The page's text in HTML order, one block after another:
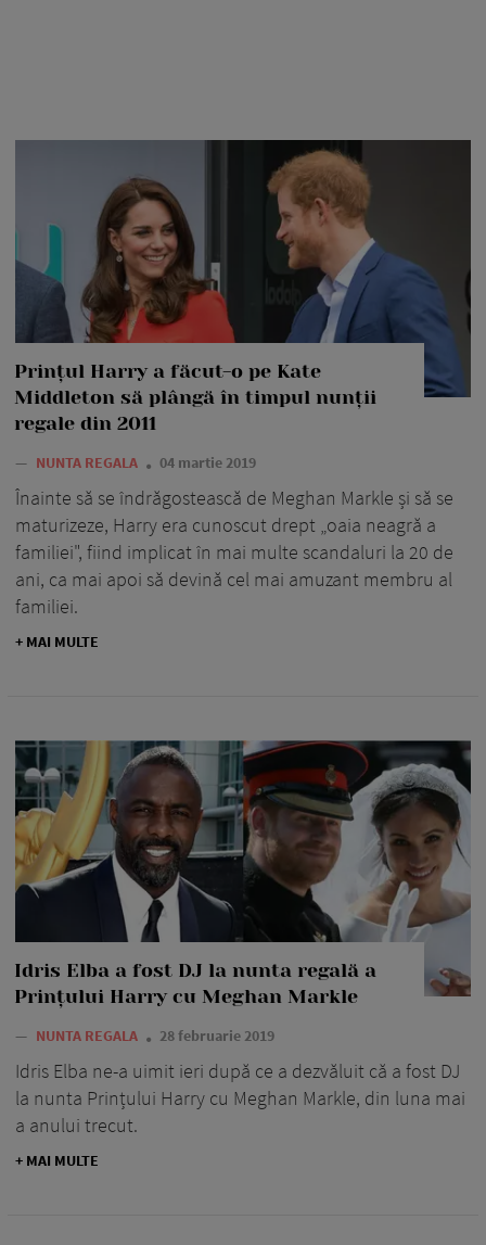
Prințul Harry a făcut-o pe Kate
Middleton să plângă în timpul nunții
regale din 2011
— NUNTA REGALA 04 martie 2019
Înainte să se îndrăgostească de Meghan Markle și să se
maturizeze, Harry era cunoscut drept „oaia neagră a
familiei", fiind implicat în mai multe scandaluri la 20 de
ani, ca mai apoi să devină cel mai amuzant membru al
familiei.
+ MAI MULTE
Idris Elba a fost DJ la nunta regală a
Prințului Harry cu Meghan Markle
— NUNTA REGALA 28 februarie 2019
Idris Elba ne-a uimit ieri după ce a dezvăluit că a fost DJ
la nunta Prințului Harry cu Meghan Markle, din luna mai
a anului trecut.
+ MAI MULTE